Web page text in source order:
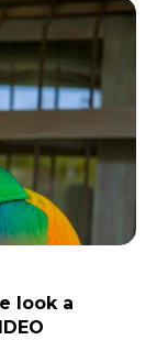
look a